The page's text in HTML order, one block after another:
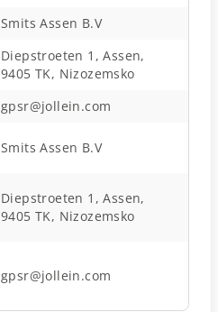
Smits Assen B.V
Diepstroeten 1, Assen,
9405 TK, Nizozemsko
gpsr@jollein.com
Smits Assen B.V
Diepstroeten 1, Assen,
9405 TK, Nizozemsko
gpsr@jollein.com